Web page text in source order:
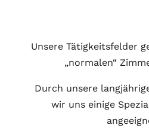
Unsere Tätigkeitsfelder
„normalen“
Durch unsere
wir uns einige